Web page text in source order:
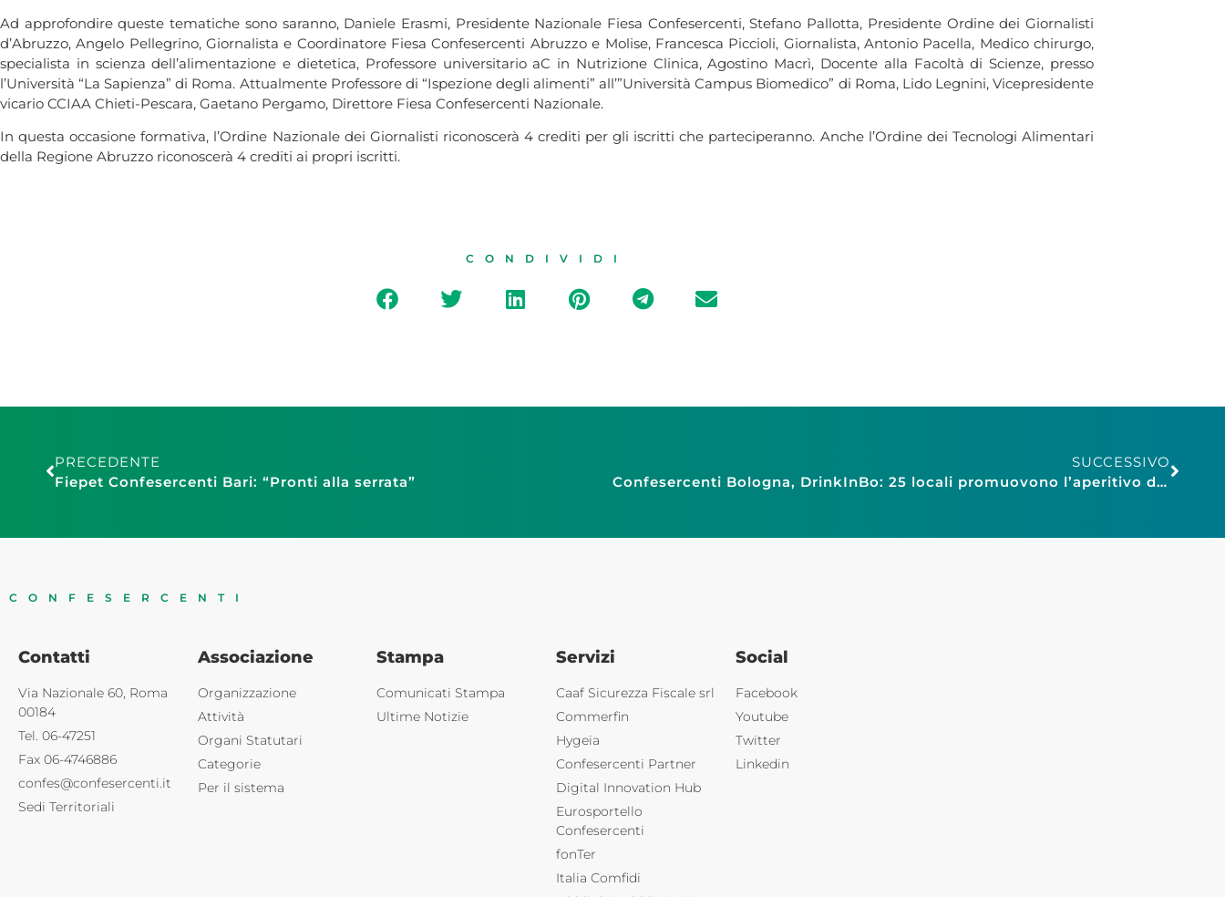
Ad approfondire queste tematiche sono saranno, Daniele Erasmi, Presidente Nazionale Fiesa Confesercenti, Stefano Pallotta, Presidente Ordine dei Giornalisti
d’Abruzzo, Angelo Pellegrino, Giornalista e Coordinatore Fiesa Confesercenti Abruzzo e Molise, Francesca Piccioli, Giornalista, Antonio Pacella, Medico chirurgo,
specialista in scienza dell’alimentazione e dietetica, Professore universitario aC in Nutrizione Clinica, Agostino Macrì, Docente alla Facoltà di Scienze, presso
l’Università “La Sapienza” di Roma. Attualmente Professore di “Ispezione degli alimenti” all’”Università Campus Biomedico” di Roma, Lido Legnini, Vicepresidente
vicario CCIAA Chieti-Pescara, Gaetano Pergamo, Direttore Fiesa Confesercenti Nazionale.
In questa occasione formativa, l’Ordine Nazionale dei Giornalisti riconoscerà 4 crediti per gli iscritti che parteciperanno. Anche l’Ordine dei Tecnologi Alimentari
della Regione Abruzzo riconoscerà 4 crediti ai propri iscritti.
CONDIVIDI
PRECEDENTE
Fiepet Confesercenti Bari: “Pronti alla serrata”
SUCCESSIVO
Confesercenti Bologna, DrinkInBo: 25 locali promuovono l’aperitivo di qualità
CONFESERCENTI
Contatti
Via Nazionale 60, Roma
00184
Tel. 06-47251
Fax 06-4746886
confes@confesercenti.it
Sedi Territoriali
Associazione
Organizzazione
Attività
Organi Statutari
Categorie
Per il sistema
Stampa
Comunicati Stampa
Ultime Notizie
Servizi
Caaf Sicurezza Fiscale srl
Commerfin
Hygeia
Confesercenti Partner
Digital Innovation Hub
Eurosportello
Confesercenti
fonTer
Italia Comfidi
Social
Facebook
Youtube
Twitter
Linkedin